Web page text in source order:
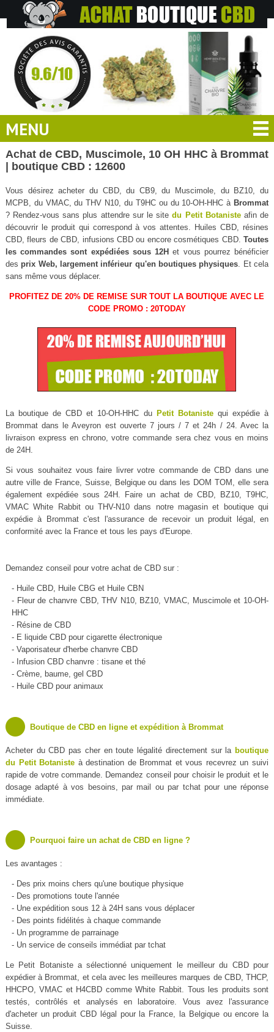
MENU
Achat de CBD, Muscimole, 10 OH HHC à Brommat
| boutique CBD : 12600
Vous désirez acheter du CBD, du CB9, du Muscimole, du BZ10, du
MCPB, du VMAC, du THV N10, du T9HC ou du 10-OH-HHC à Brommat
? Rendez-vous sans plus attendre sur le sitedu Petit Botanisteafin de
découvrir le produit qui correspond à vos attentes. Huiles CBD, résines
CBD, fleurs de CBD, infusions CBD ou encore cosmétiques CBD.Toutes
les commandes sont expédiées sous 12H et vous pourrez bénéficier
des prix Web, largement inférieur qu'en boutiques physiques . Et cela
sans même vous déplacer.
PROFITEZ DE 20% DE REMISE SUR TOUT LA BOUTIQUE AVEC LE
CODE PROMO : 20TODAY
La boutique de CBD et 10-OH-HHC du Petit Botanistequi expédie à
Brommat dans le Aveyron est ouverte 7 jours / 7 et 24h / 24. Avec la
livraison express en chrono, votre commande sera chez vous en moins
de 24H.
Si vous souhaitez vous faire livrer votre commande de CBD dans une
autre ville de France, Suisse, Belgique ou dans les DOM TOM, elle sera
également expédiée sous 24H. Faire un achat de CBD, BZ10, T9HC,
VMAC White Rabbit ou THV-N10 dans notre magasin et boutique qui
expédie à Brommat c'est l'assurance de recevoir un produit légal, en
conformité avec la France et tous les pays d'Europe.
Demandez conseil pour votre achat de CBD sur :
- Huile CBD, Huile CBG et Huile CBN
- Fleur de chanvre CBD, THV N10, BZ10, VMAC, Muscimole et 10-OH-
HHC
- Résine de CBD
- E liquide CBD pour cigarette électronique
- Vaporisateur d'herbe chanvre CBD
- Infusion CBD chanvre : tisane et thé
- Crème, baume, gel CBD
- Huile CBD pour animaux
Boutique de CBD en ligne et expédition à Brommat
Acheter du CBD pas cher en toute légalité directement sur la boutique
du Petit Botaniste à destination de Brommat et vous recevrez un suivi
rapide de votre commande. Demandez conseil pour choisir le produit et le
dosage adapté à vos besoins, par mail ou par tchat pour une réponse
immédiate.
Pourquoi faire un achat de CBD en ligne ?
Les avantages :
- Des prix moins chers qu'une boutique physique
- Des promotions toute l'année
- Une expédition sous 12 à 24H sans vous déplacer
- Des points fidélités à chaque commande
- Un programme de parrainage
- Un service de conseils immédiat par tchat
Le Petit Botaniste a sélectionné uniquement le meilleur du CBD pour
expédier à Brommat, et cela avec les meilleures marques de CBD, THCP,
HHCPO, VMAC et H4CBD comme White Rabbit. Tous les produits sont
testés, contrôlés et analysés en laboratoire. Vous avez l'assurance
d'acheter un produit CBD légal pour la France, la Belgique ou encore la
Suisse.